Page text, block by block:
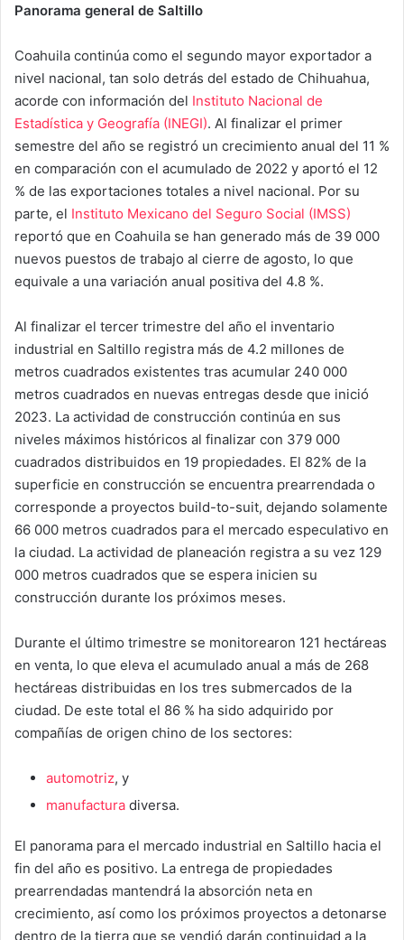
Panorama general de Saltillo
Coahuila continúa como el segundo mayor exportador a
nivel nacional, tan solo detrás del estado de Chihuahua,
acorde con información del Instituto Nacional de
Estadística y Geografía (INEGI). Al finalizar el primer
semestre del año se registró un crecimiento anual del 11 %
en comparación con el acumulado de 2022 y aportó el 12
% de las exportaciones totales a nivel nacional. Por su
parte, el Instituto Mexicano del Seguro Social (IMSS)
reportó que en Coahuila se han generado más de 39 000
nuevos puestos de trabajo al cierre de agosto, lo que
equivale a una variación anual positiva del 4.8 %.
Al finalizar el tercer trimestre del año el inventario
industrial en Saltillo registra más de 4.2 millones de
metros cuadrados existentes tras acumular 240 000
metros cuadrados en nuevas entregas desde que inició
2023. La actividad de construcción continúa en sus
niveles máximos históricos al finalizar con 379 000
cuadrados distribuidos en 19 propiedades. El 82% de la
superficie en construcción se encuentra prearrendada o
corresponde a proyectos build-to-suit, dejando solamente
66 000 metros cuadrados para el mercado especulativo en
la ciudad. La actividad de planeación registra a su vez 129
000 metros cuadrados que se espera inicien su
construcción durante los próximos meses.
Durante el último trimestre se monitorearon 121 hectáreas
en venta, lo que eleva el acumulado anual a más de 268
hectáreas distribuidas en los tres submercados de la
ciudad. De este total el 86 % ha sido adquirido por
compañías de origen chino de los sectores:
automotriz, y
manufactura diversa.
El panorama para el mercado industrial en Saltillo hacia el
fin del año es positivo. La entrega de propiedades
prearrendadas mantendrá la absorción neta en
crecimiento, así como los próximos proyectos a detonarse
dentro de la tierra que se vendió darán continuidad a la